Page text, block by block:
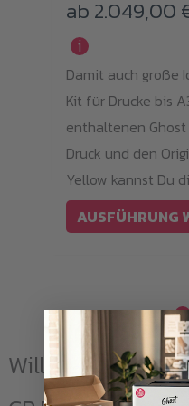
ab 2.049,00
i
Damit auch große
Kit für Drucke bis
enthaltenen
Druck und den
Yellow kannst Du
AUSFÜHRUNG
mehrere
Varianten
auf.
Die
Optionen
können
auf
der
Produktseite
Willkommen